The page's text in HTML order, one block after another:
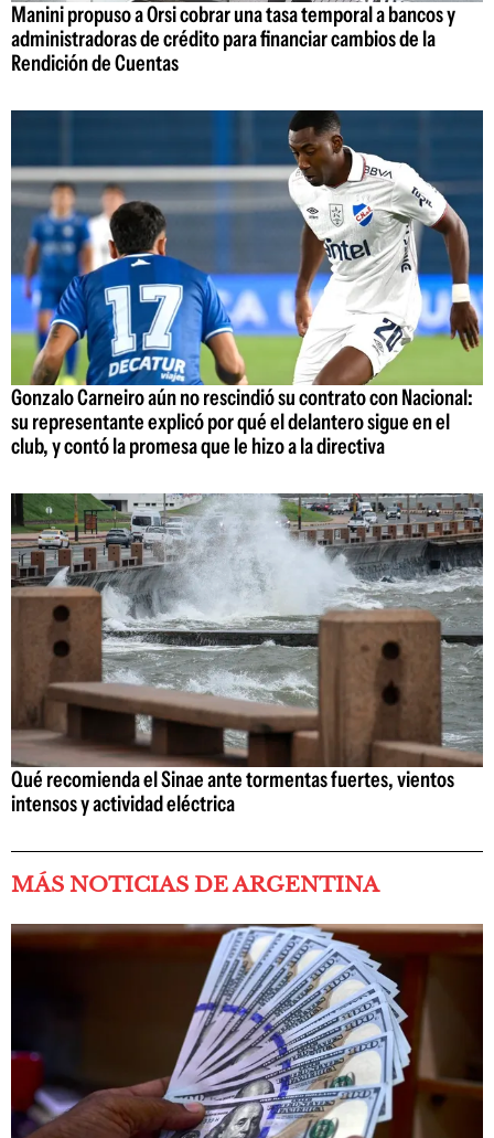
Manini propuso a Orsi cobrar una tasa temporal a bancos y
administradoras de crédito para financiar cambios de la
Rendición de Cuentas
Gonzalo Carneiro aún no rescindió su contrato con Nacional:
su representante explicó por qué el delantero sigue en el
club, y contó la promesa que le hizo a la directiva
Qué recomienda el Sinae ante tormentas fuertes, vientos
intensos y actividad eléctrica
MÁS NOTICIAS DE ARGENTINA